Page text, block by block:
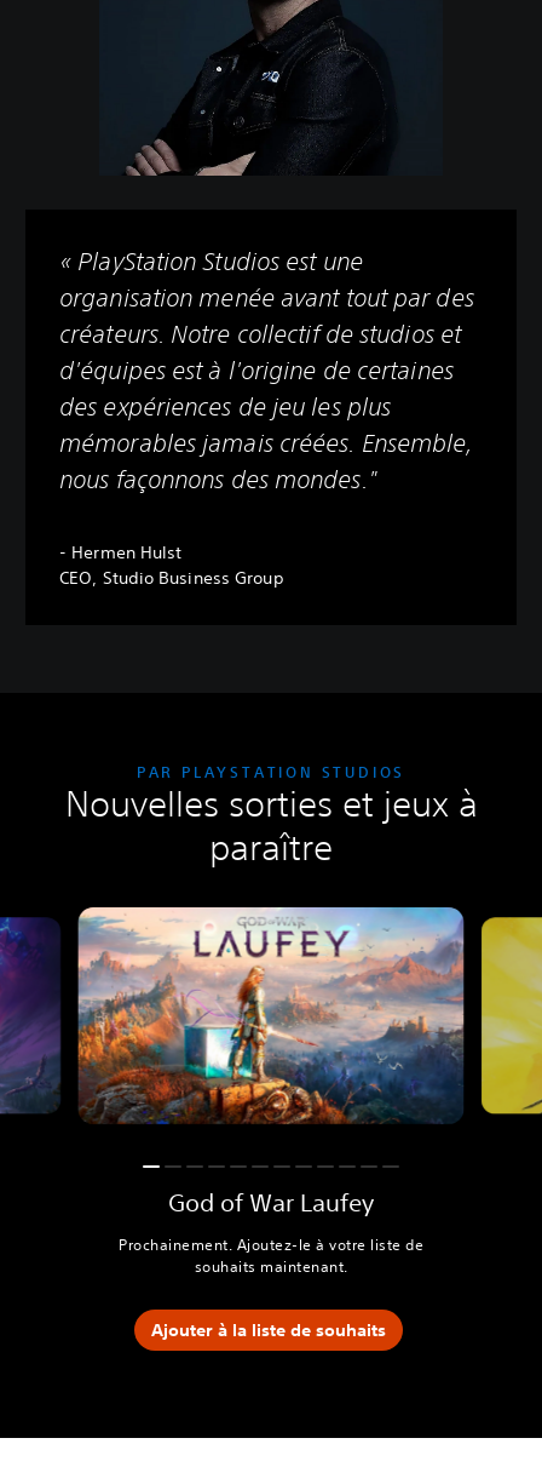
« PlayStation Studios est une
organisation menée avant tout par des
créateurs. Notre collectif de studios et
d'équipes est à l'origine de certaines
des expériences de jeu les plus
mémorables jamais créées. Ensemble,
nous façonnons des mondes."
- Hermen Hulst
CEO, Studio Business Group
PAR PLAYSTATION STUDIOS
Nouvelles sorties et jeux à
paraître
God of War Laufey
Prochainement. Ajoutez-le à votre liste de
souhaits maintenant.
Ajouter à la liste de souhaits